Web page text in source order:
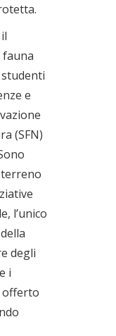
fauna
e
(SFN)
l’unico
degli
i
offerto